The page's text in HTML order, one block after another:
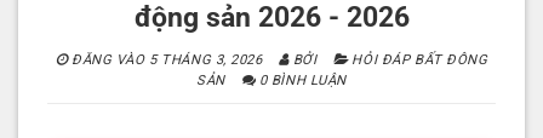
động sản 2026 - 2026
ĐĂNG VÀO 5 THÁNG 3, 2026 BỞI
HỎI ĐÁP BẤT ĐÔNG
SẢN
0 BÌNH LUẬN